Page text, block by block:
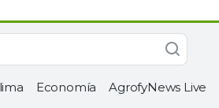
Economía AgrofyNews Live